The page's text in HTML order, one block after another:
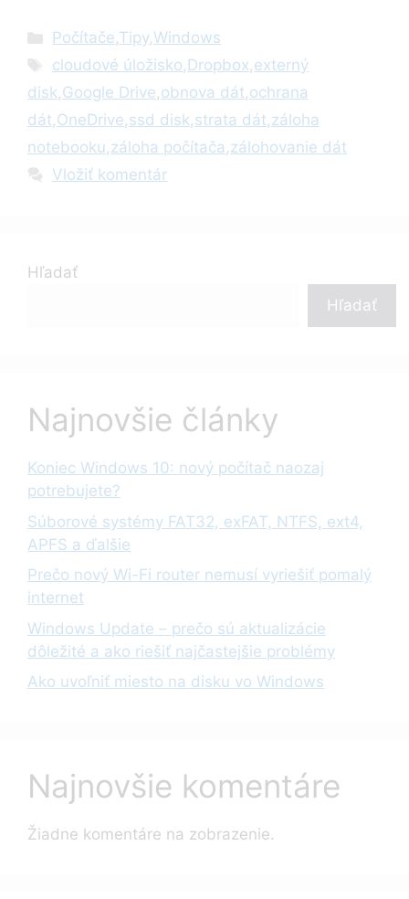
Kategórie
Počítače,Tipy,Windows
Značky
cloudové úložisko, Dropbox,externý
disk,Google Drive,obnova dát,ochrana
dát,OneDrive,ssd disk,strata dát,záloha
notebooku,záloha počítača ,zálohovanie dát
Vložiť komentár
Hľadať
Hľadať
Najnovšie články
Koniec Windows 10: nový počítač naozaj
potrebujete?
Súborové systémy FAT32, exFAT, NTFS, ext4,
APFS a ďalšie
Prečo nový Wi-Fi router nemusí vyriešiť pomalý
internet
Windows Update – prečo sú aktualizácie
dôležité a ako riešiť najčastejšie problémy
Ako uvoľniť miesto na disku vo Windows
Najnovšie komentáre
Žiadne komentáre na zobrazenie.